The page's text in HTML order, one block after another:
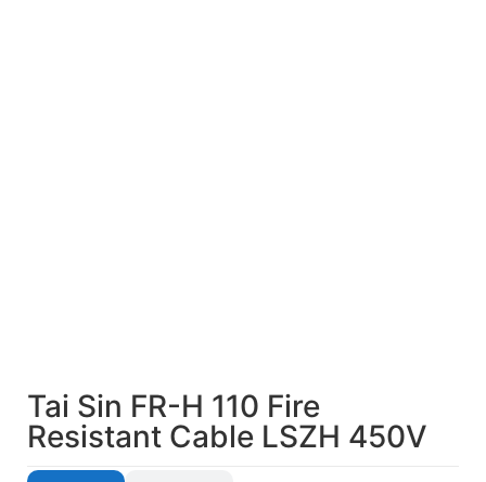
Tai Sin FR-H 110 Fire
Resistant Cable LSZH 450V